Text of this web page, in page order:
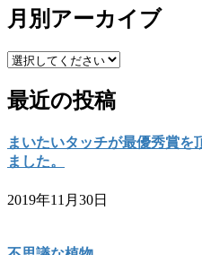
月別アーカイブ
最近の投稿
まいたいタッチが最優秀賞
ました。
2019年11月30日